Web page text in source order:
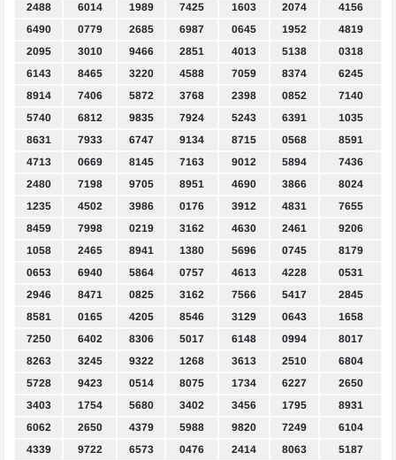
2488
6014 1989 7425 1603 2074
4156
6490
0779 2685 6987 0645 1952
4819
2095
3010 9466 2851 4013 5138
0318
6143
8465 3220 4588 7059 8374
6245
8914
7406 5872 3768 2398 0852
7140
5740
6812 9835 7924 5243 6391
1035
8631
7933 6747 9134 8715 0568
8591
4713
0669 8145 7163 9012 5894
7436
2480
7198 9705 8951 4690 3866
8024
1235
4502 3986 0176 3912 4831
7655
8459
7998 0219 3162 4630 2461
9206
1058
2465 8941 1380 5696 0745
8179
0653
6940 5864 0757 4613 4228
0531
2946
8471 0825 3162 7566 5417
2845
8581
0165 4205 8546 3129 0643
1658
7250
6402 8306 5017 6148 0994
8017
8263
3245 9322 1268 3613 2510
6804
5728
9423 0514 8075 1734 6227
2650
3403
1754 5680 3402 3456 1795
8931
6062
2650 4379 5988 9820 7249
6104
4339
9722 6573 0476 2414 8063
5187